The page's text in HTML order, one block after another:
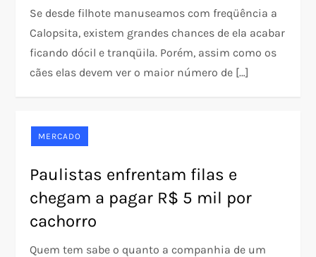
Se desde filhote manuseamos com freqüência a
Calopsita, existem grandes chances de ela acabar
ficando dócil e tranqüila. Porém, assim como os
cães elas devem ver o maior número de […]
MERCADO
Paulistas enfrentam filas e
chegam a pagar R$ 5 mil por
cachorro
Quem tem sabe o quanto a companhia de um